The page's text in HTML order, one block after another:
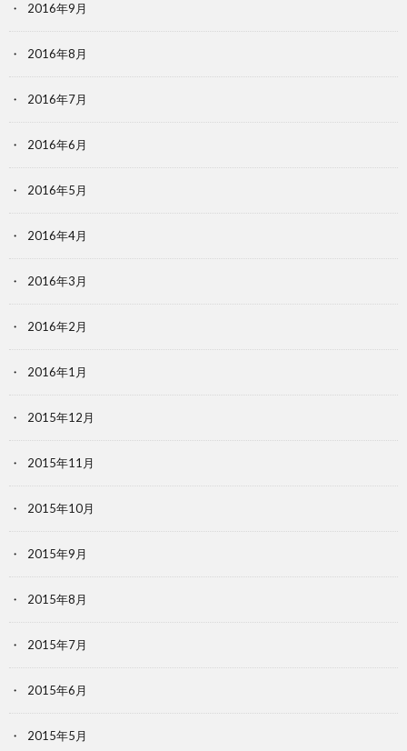
2016年9月
2016年8月
2016年7月
2016年6月
2016年5月
2016年4月
2016年3月
2016年2月
2016年1月
2015年12月
2015年11月
2015年10月
2015年9月
2015年8月
2015年7月
2015年6月
2015年5月